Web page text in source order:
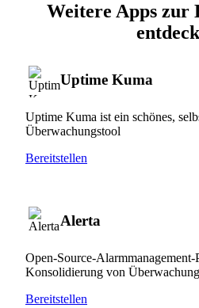
Weitere Apps zur
Uptime Kuma
Uptime Kuma ist ein schönes,
Überwachungstool
Bereitstellen
Alerta
Open-Source-
Konsolidierung von
Bereitstellen